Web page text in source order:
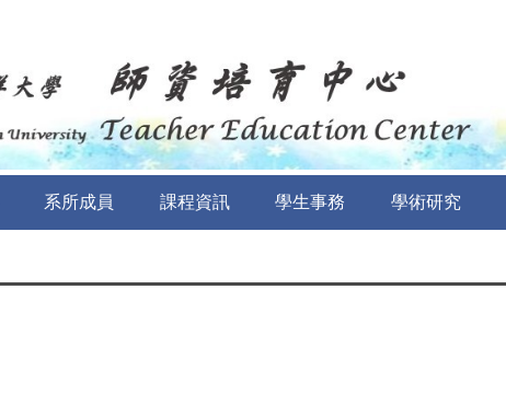
系所成員 課程資訊 學生事務 學術研究